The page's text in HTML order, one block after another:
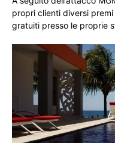
propri clienti diversi
gratuiti presso le proprie